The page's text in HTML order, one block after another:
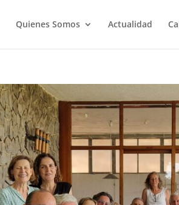
Quienes Somos Actualidad